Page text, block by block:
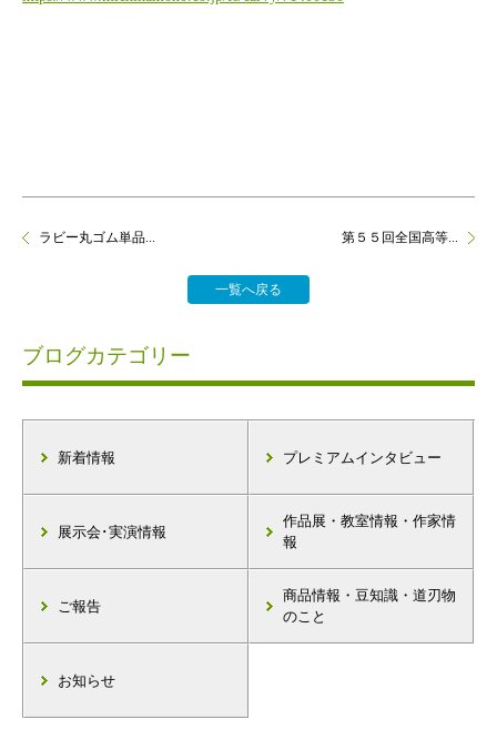
ラビー丸ゴム単品...
一覧へ戻る
第５５回全国高等...
ブログカテゴリー
新着情報 プレミアムインタビュー
展示会･実演情報
作品展・教室情報・作家情
報
ご報告
商品情報・豆知識・道刃物
のこと
お知らせ